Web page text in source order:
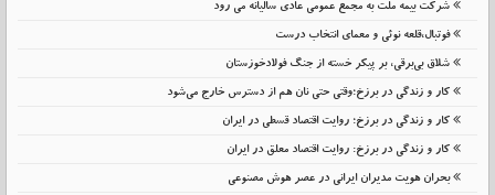
شرکت بیمه ملت به مجمع عمومی عادی سالیانه می رود
فوتبال،قلعه نوئی و معمای انتخاب درست
شلاق‌ بی‌برقی، بر پیکر خسته‌ از جنگ فولادخوزستان
کار و زندگی در برزخ؛وقتی حتی نان هم از دسترس خارج می‌شود
کار و زندگی در برزخ؛ روایت اقتصاد قسطی در ایران
کار و زندگی در برزخ: روایت اقتصاد معلق در ایران
بحران هویت مدیران ایرانی در عصر هوش مصنوعی